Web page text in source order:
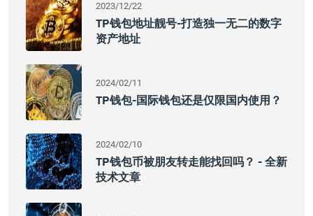
2023/12/22
TP钱包地址靓号-打造独一无二的数字
资产地址
2024/02/11
TP钱包-国际钱包还是仅限国内使用？
2024/02/10
TP钱包币被朋友转走能找回吗？ - 全新
技术文章